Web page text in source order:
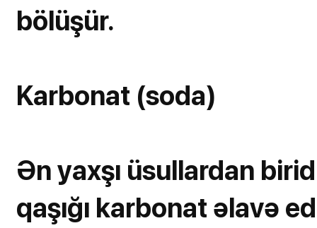
bölüşür.
Karbonat (soda)
Ən yaxşı üsullardan
qaşığı karbonat əlavə